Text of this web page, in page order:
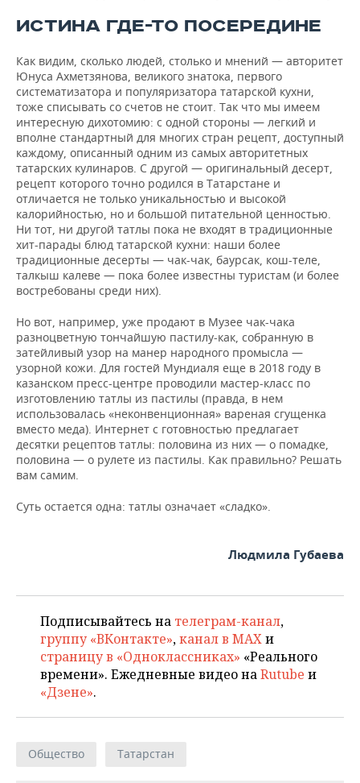
ИСТИНА ГДЕ-ТО ПОСЕРЕДИНЕ
Как видим, сколько людей, столько и мнений — авторитет
Юнуса Ахметзянова, великого знатока, первого
систематизатора и популяризатора татарской кухни,
тоже списывать со счетов не стоит. Так что мы имеем
интересную дихотомию: с одной стороны — легкий и
вполне стандартный для многих стран рецепт, доступный
каждому, описанный одним из самых авторитетных
татарских кулинаров. С другой — оригинальный десерт,
рецепт которого точно родился в Татарстане и
отличается не только уникальностью и высокой
калорийностью, но и большой питательной ценностью.
Ни тот, ни другой татлы пока не входят в традиционные
хит-парады блюд татарской кухни: наши более
традиционные десерты — чак-чак, баурсак, кош-теле,
талкыш калеве — пока более известны туристам (и более
востребованы среди них).
Но вот, например, уже продают в Музее чак-чака
разноцветную тончайшую пастилу-как, собранную в
затейливый узор на манер народного промысла —
узорной кожи. Для гостей Мундиаля еще в 2018 году в
казанском пресс-центре проводили мастер-класс по
изготовлению татлы из пастилы (правда, в нем
использовалась «неконвенционная» вареная сгущенка
вместо меда). Интернет с готовностью предлагает
десятки рецептов татлы: половина из них — о помадке,
половина — о рулете из пастилы. Как правильно? Решать
вам самим.
Суть остается одна: татлы означает «сладко».
Людмила Губаева
Подписывайтесь на телеграм-канал,
группу «ВКонтакте»,канал в MAXи
страницу в «Одноклассниках» «Реального
времени». Ежедневные видео наRutube и
«Дзене».
Общество Татарстан